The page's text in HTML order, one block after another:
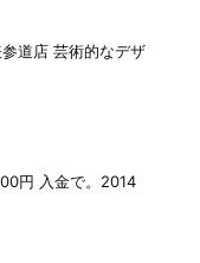
道店 芸術的なデザ
円 入金で。2014